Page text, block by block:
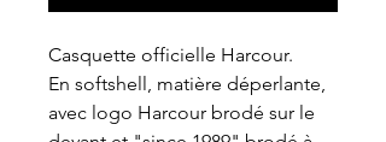
Casquette officielle Harcour.
En softshell, matière déperlante,
avec logo Harcour brodé sur le